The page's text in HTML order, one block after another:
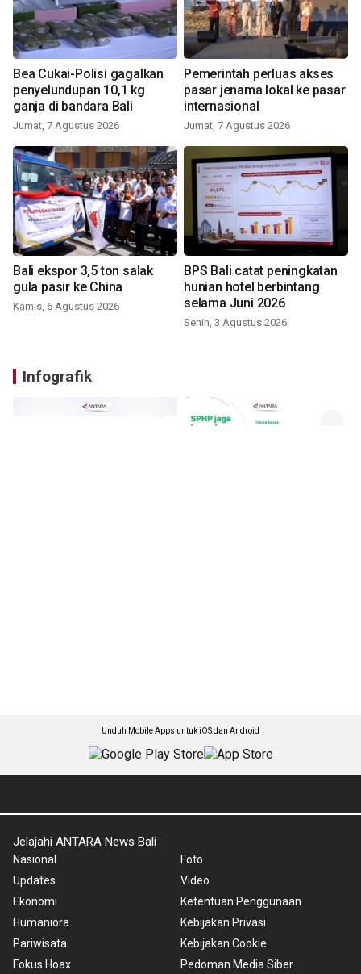
Bea Cukai-Polisi gagalkan
penyelundupan 10,1 kg
ganja di bandara Bali
Jumat, 7 Agustus 2026
Pemerintah perluas akses
pasar jenama lokal ke pasar
internasional
Jumat, 7 Agustus 2026
Bali ekspor 3,5 ton salak
gula pasir ke China
Kamis, 6 Agustus 2026
BPS Bali catat peningkatan
hunian hotel berbintang
selama Juni 2026
Senin, 3 Agustus 2026
Infografik
Unduh Mobile Apps untuk iOS dan Android
Jelajahi ANTARA News Bali
Nasional
Updates
Ekonomi
Humaniora
Pariwisata
Fokus Hoax
Foto
Video
Ketentuan Penggunaan
Kebijakan Privasi
Kebijakan Cookie
Pedoman Media Siber